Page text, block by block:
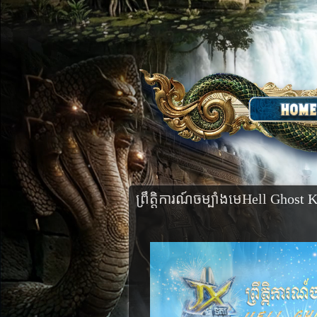
ព្រឹត្តិការណ៍ចម្បាំងមេHell Ghost